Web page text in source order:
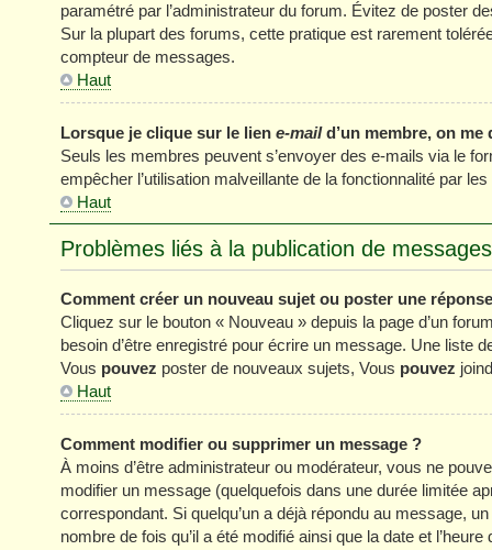
paramétré par l’administrateur du forum. Évitez de poster
Sur la plupart des forums, cette pratique est rarement
compteur de messages.
Haut
Lorsque je clique sur le lien e-maild’un membre, on me
Seuls les membres peuvent s’envoyer des e-mails via le
empêcher l’utilisation malveillante de la fonctionnalité par
Haut
Problèmes liés à la publication de messages
Comment créer un nouveau sujet ou poster une
Cliquez sur le bouton « Nouveau » depuis la page d’un
besoin d’être enregistré pour écrire un message. Une liste
Vous pouvez poster de nouveaux sujets, Vous pouvez
Haut
Comment modifier ou supprimer un message ?
À moins d’être administrateur ou modérateur, vous ne
modifier un message (quelquefois dans une durée limitée
correspondant. Si quelqu’un a déjà répondu au message,
nombre de fois qu’il a été modifié ainsi que la date et